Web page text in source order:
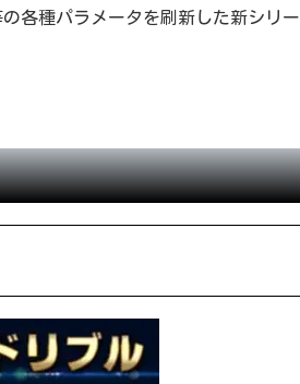
各種パラメータを刷新した新シリー